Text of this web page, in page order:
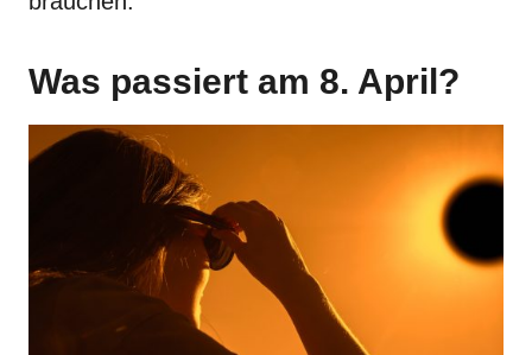
Was passiert am 8. April?